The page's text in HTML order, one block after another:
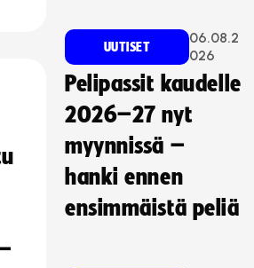
UUTISET
06.08.2
026
Pelipassit kaudelle
2026–27 nyt
myynnissä –
hanki ennen
ensimmäistä peliä